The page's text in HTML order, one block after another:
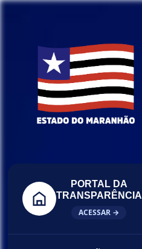
PORTAL DA
TRANSPARÊNCIA
ACESSAR →